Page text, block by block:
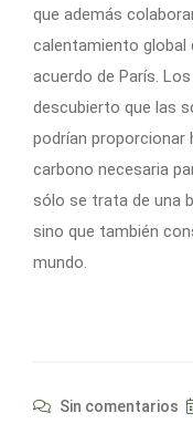
que además
calentamiento global
acuerdo de París.
descubierto que las
podrían proporcionar
carbono necesaria
sólo se trata de una
sino que también
mundo.
Sin comentarios